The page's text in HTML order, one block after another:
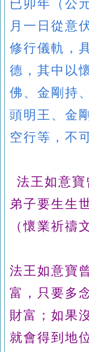
已卯年（公
月一日從意
修行儀軌，
德，其中以
佛、金剛持
頭明王、金
空行等，不
法王如意寶
弟子要生生
（懷業祈禱
法王如意寶
富，只要多
財富；如果
就會得到地